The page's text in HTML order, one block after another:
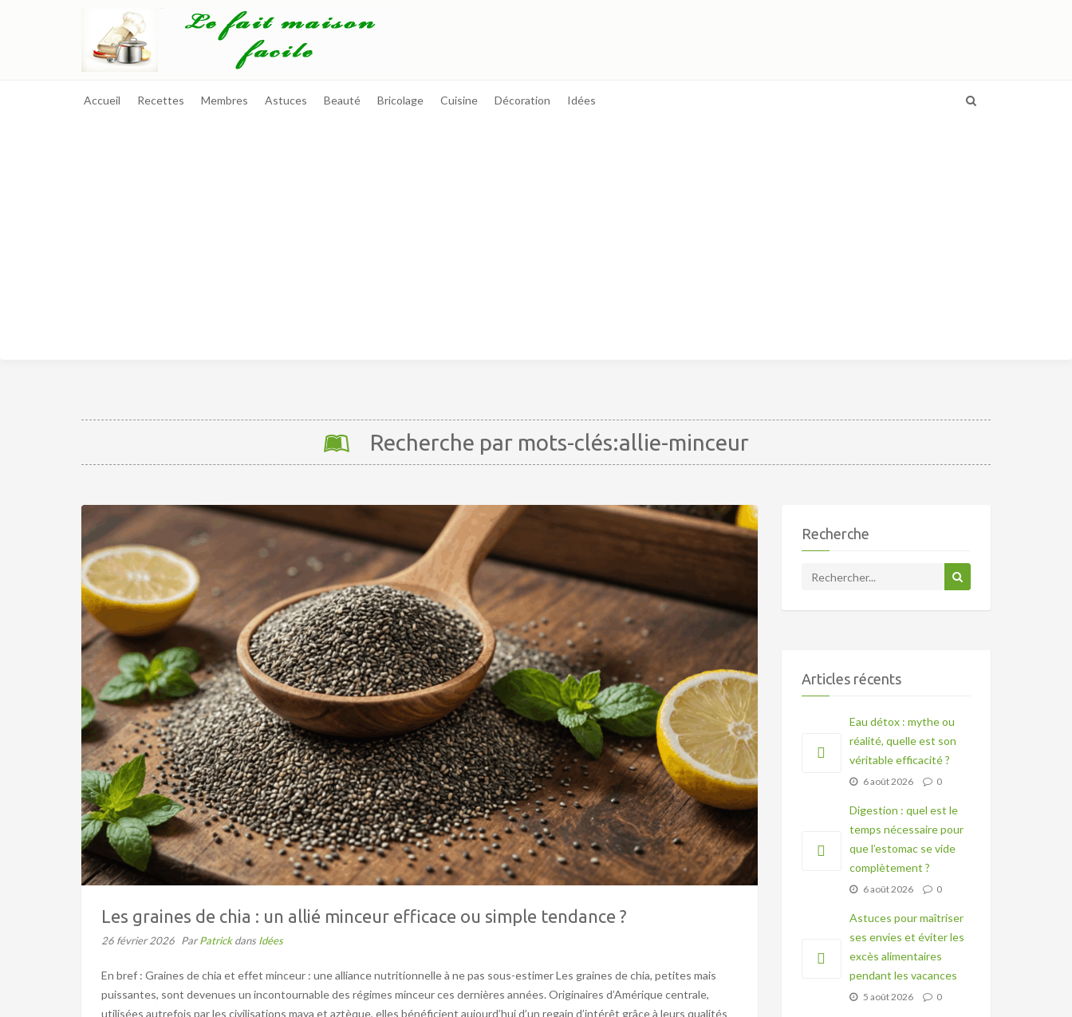
Accueil Recettes Membres Astuces Beauté Bricolage Cuisine Décoration Idées
Recherche par mots-clés:allie-minceur
Les graines de chia : un allié minceur efficace ou simple tendance ?
26 février 2026 ParPatrickdans Idées
En bref : Graines de chia et effet minceur : une alliance nutritionnelle à ne pas sous-estimer Les graines de chia, petites mais
puissantes, sont devenues un incontournable des régimes minceur ces dernières années. Originaires d’Amérique centrale,
utilisées autrefois par les civilisations maya et aztèque, elles bénéficient aujourd’hui d’un regain d’intérêt grâce à leurs qualités
Recherche
Articles récents
Eau détox : mythe ou
réalité, quelle est son
véritable efficacité ?
6 août 2026 0
Digestion : quel est le
temps nécessaire pour
que l’estomac se vide
complètement ?
6 août 2026 0
Astuces pour maîtriser
ses envies et éviter les
excès alimentaires
pendant les vacances
5 août 2026 0